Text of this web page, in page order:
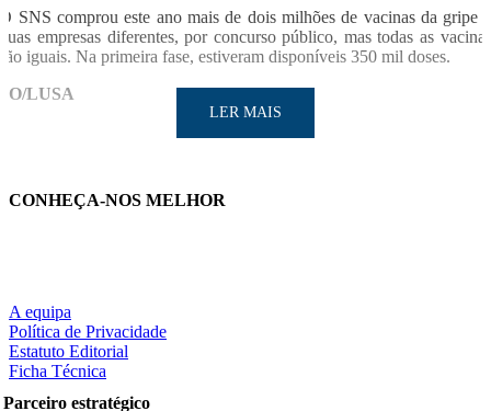
O SNS comprou este ano mais de dois milhões de vacinas da gripe a
duas empresas diferentes, por concurso público, mas todas as vacinas
são iguais. Na primeira fase, estiveram disponíveis 350 mil doses.
SO/LUSA
Partilhe nas redes sociais:
LER MAIS
CONHEÇA-NOS MELHOR
A equipa
Política de Privacidade
Estatuto Editorial
Ficha Técnica
Parceiro estratégico